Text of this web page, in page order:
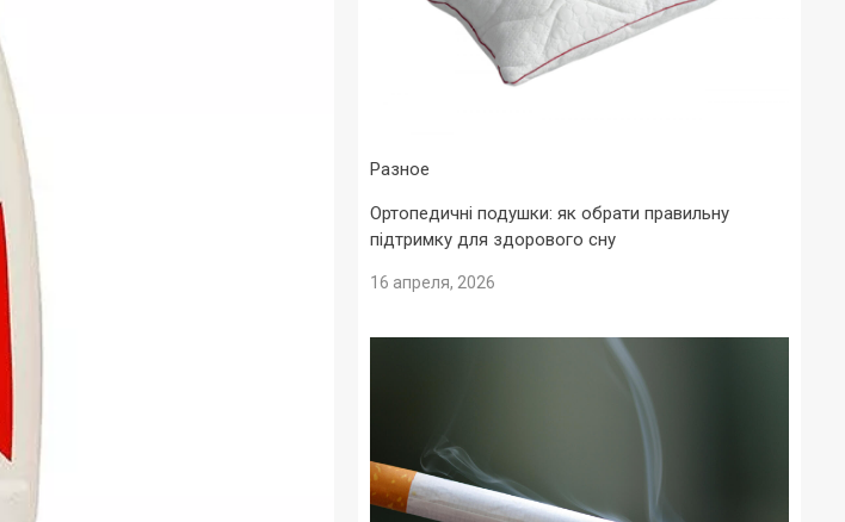
Разное
Ортопедичні подушки: як обрати правильну
підтримку для здорового сну
16 апреля, 2026